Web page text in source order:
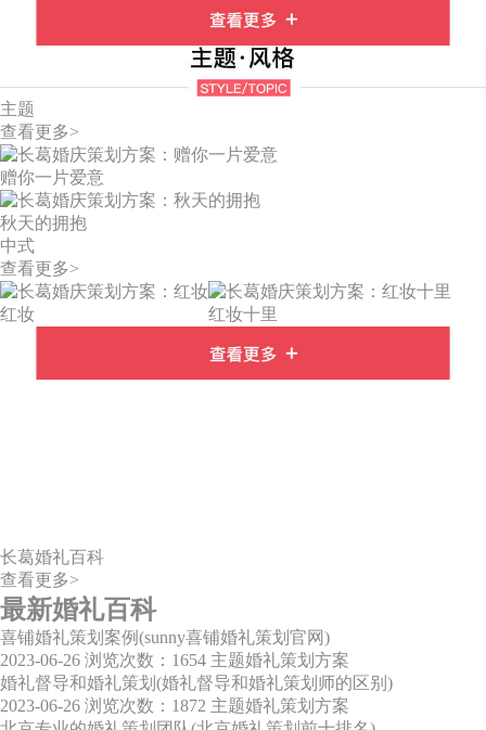
主题
查看更多>
赠你一片爱意
秋天的拥抱
中式
查看更多>
红妆 红妆十里
长葛婚礼百科
查看更多>
最新婚礼百科
喜铺婚礼策划案例(sunny喜铺婚礼策划官网)
2023-06-26 浏览次数：1654 主题婚礼策划方案
婚礼督导和婚礼策划(婚礼督导和婚礼策划师的区别)
2023-06-26 浏览次数：1872 主题婚礼策划方案